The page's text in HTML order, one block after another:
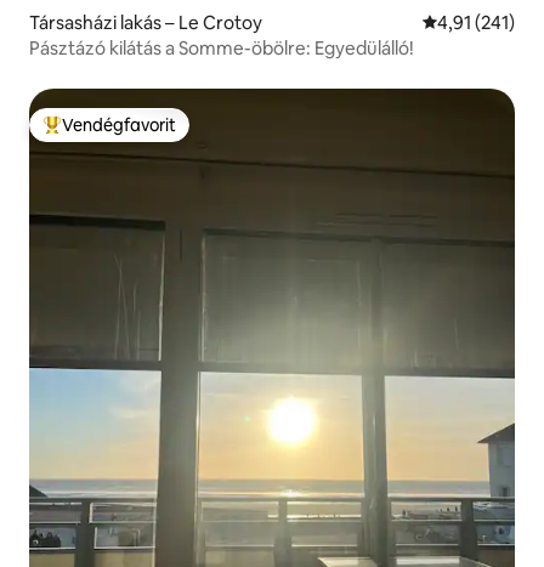
Társasházi lakás – Le Crotoy Átlagos
4,91 (241)
Pásztázó kilátás a Somme-öbölre: Egyedülálló!
Kiemelt vendégfavorit
Vendégfavorit